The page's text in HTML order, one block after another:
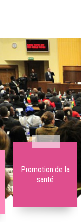
Promotion de la
santé